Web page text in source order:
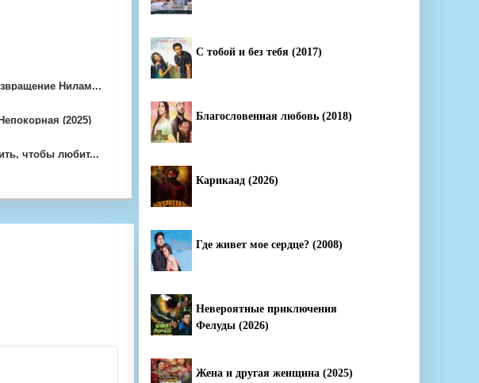
Нилам...
Непокорная (2025)
чтобы любит...
С тобой и без тебя (2017)
Благословенная любовь (2018)
Карикаад (2026)
Где живет мое сердце? (2008)
Невероятные приключения
Фелуды (2026)
Жена и другая женщина (2025)